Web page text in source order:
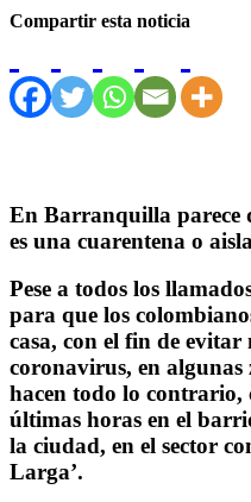
Compartir esta noticia
En Barranquilla parece
es una cuarentena o
Pese a todos los
para que los
casa, con el fin de evitar
coronavirus, en
hacen todo lo contrario,
últimas horas en el
la ciudad, en el sector
Larga’.